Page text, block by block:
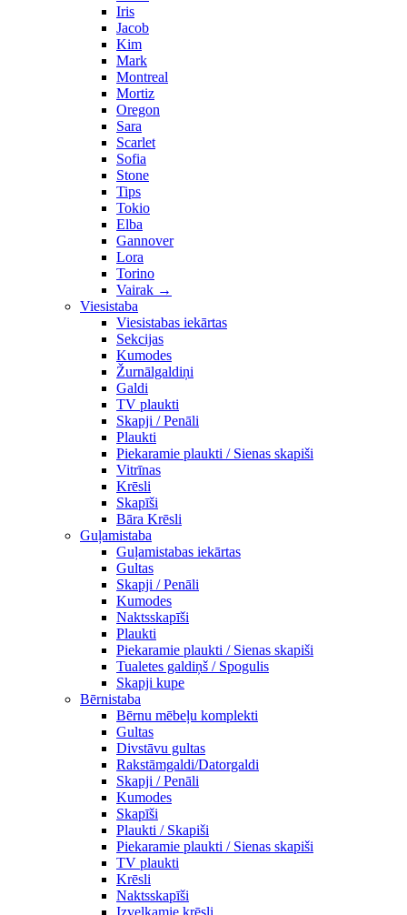
Iris
Jacob
Kim
Mark
Montreal
Mortiz
Oregon
Sara
Scarlet
Sofia
Stone
Tips
Tokio
Elba
Gannover
Lora
Torino
Vairak →
Viesistaba
Viesistabas iekārtas
Sekcijas
Kumodes
Žurnālgaldiņi
Galdi
TV plaukti
Skapji / Penāli
Plaukti
Piekaramie plaukti / Sienas skapiši
Vitrīnas
Krēsli
Skapīši
Bāra Krēsli
Guļamistaba
Guļamistabas iekārtas
Gultas
Skapji / Penāli
Kumodes
Naktsskapīši
Plaukti
Piekaramie plaukti / Sienas skapiši
Tualetes galdiņš / Spogulis
Skapji kupe
Bērnistaba
Bērnu mēbeļu komplekti
Gultas
Divstāvu gultas
Rakstāmgaldi/Datorgaldi
Skapji / Penāli
Kumodes
Skapīši
Plaukti / Skapiši
Piekaramie plaukti / Sienas skapiši
TV plaukti
Krēsli
Naktsskapīši
Izvelkamie krēsli